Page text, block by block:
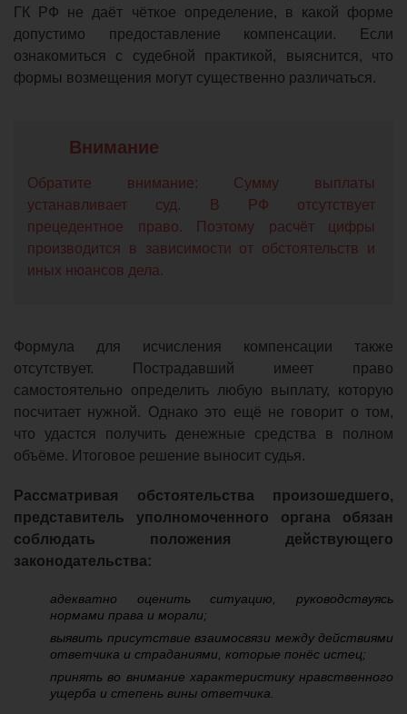
ГК РФ не даёт чёткое определение, в какой форме
допустимо предоставление компенсации. Если
ознакомиться с судебной практикой, выяснится, что
формы возмещения могут существенно различаться.
Обратите внимание: Сумму выплаты
устанавливает суд. В РФ отсутствует
прецедентное право. Поэтому расчёт цифры
производится в зависимости от обстоятельств и
иных нюансов дела.
Формула для исчисления компенсации также
отсутствует. Пострадавший имеет право
самостоятельно определить любую выплату, которую
посчитает нужной. Однако это ещё не говорит о том,
что удастся получить денежные средства в полном
объёме. Итоговое решение выносит судья.
Рассматривая обстоятельства произошедшего,
представитель уполномоченного органа обязан
соблюдать положения действующего
законодательства:
адекватно оценить ситуацию, руководствуясь
нормами права и морали;
выявить присутствие взаимосвязи между действиями
ответчика и страданиями, которые понёс истец;
принять во внимание характеристику нравственного
ущерба и степень вины ответчика.